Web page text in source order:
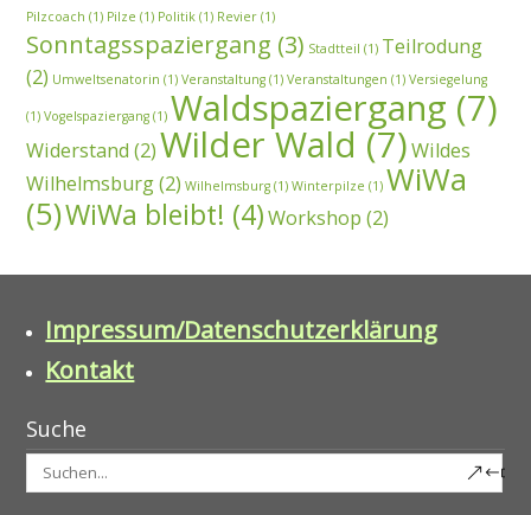
Pilzcoach (1) Pilze (1) Politik (1) Revier (1)
Sonntagsspaziergang (3) Stadtteil (1) Teilrodung
(2) Umweltsenatorin (1) Veranstaltung (1) Veranstaltungen (1) Versiegelung
(1) Vogelspaziergang (1) Waldspaziergang (7)
Widerstand (2) Wilder Wald (7) Wildes
Wilhelmsburg(2) Wilhelmsburg (1) Winterpilze (1) WiWa
(5)WiWa bleibt! (4) Workshop (2)
Impressum/Datenschutzerklärung
Kontakt
Suche